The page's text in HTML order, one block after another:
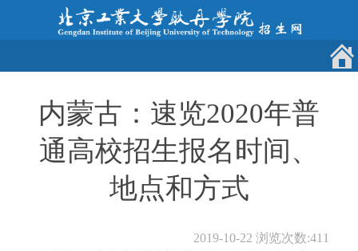
内蒙古：速览2020年普
通高校招生报名时间、
地点和方式
2019-10-22浏览次数:411